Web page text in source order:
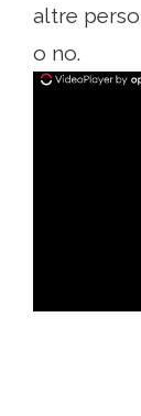
altre
o no.